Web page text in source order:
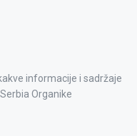
informacije i sadržaje
Organike